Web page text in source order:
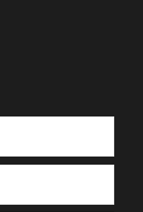
like to hear from